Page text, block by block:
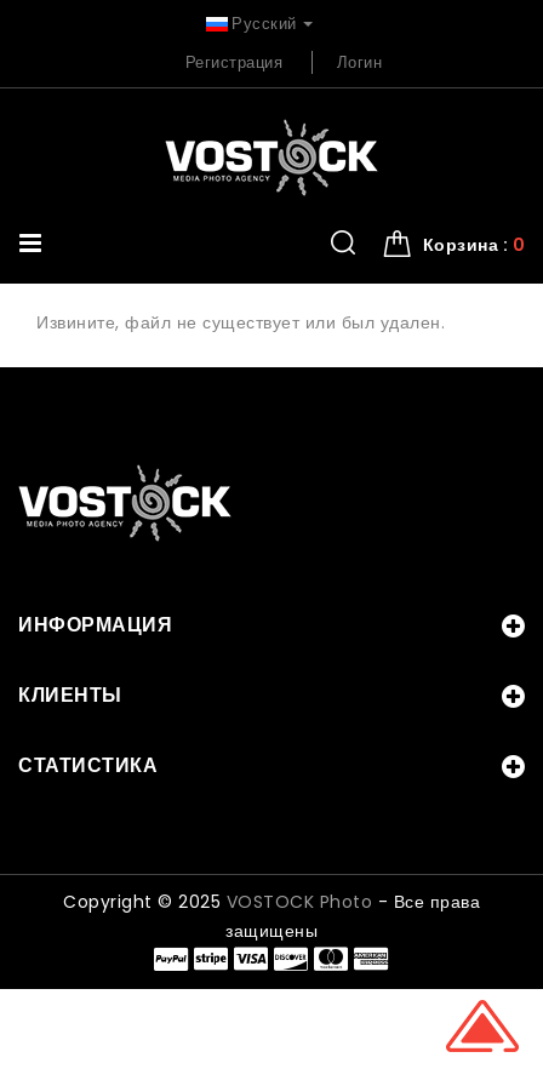
Русский
Регистрация
Логин
Корзина : 0
Извините, файл не существует или был удален.
ИНФОРМАЦИЯ
КЛИЕНТЫ
СТАТИСТИКА
Copyright © 2025 VOSTOCK Photo - Все права
защищены